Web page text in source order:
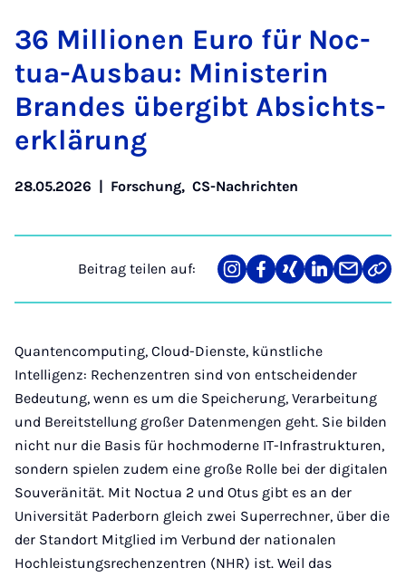
36 Mil­li­o­nen Eu­ro für Noc­
tua-Aus­bau: Mi­nis­te­rin
Bran­des über­gibt Ab­sichts­
er­klä­rung
28.05.2026 | Forschung, CS-Nachrichten
Beitrag teilen auf:
Teilen
auf
Teilen
auf
Teilen
auf
Teilen
auf
Teilen
über
Link
Quantencomputing, Cloud-Dienste, künstliche
Intelligenz: Rechenzentren sind von entscheidender
Bedeutung, wenn es um die Speicherung, Verarbeitung
und Bereitstellung großer Datenmengen geht. Sie bilden
nicht nur die Basis für hochmoderne IT-Infrastrukturen,
sondern spielen zudem eine große Rolle bei der digitalen
Souveränität. Mit Noctua 2 und Otus gibt es an der
Universität Paderborn gleich zwei Superrechner, über die
der Standort Mitglied im Verbund der nationalen
Hochleistungsrechenzentren (NHR) ist. Weil das